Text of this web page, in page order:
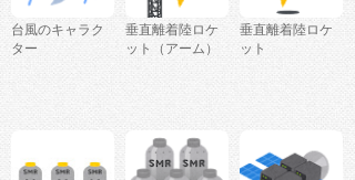
台風のキャラク
ター
垂直離着陸ロケ
ット（アーム）
垂直離着陸ロケ
ット